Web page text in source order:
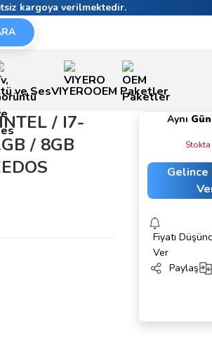
kargoya verilmektedir.
ve SesVIYEROOEM Paketler
/ I7-
/ 8GB
Aynı Gün
Gelince
Fiyatı
Ver
Paylaş